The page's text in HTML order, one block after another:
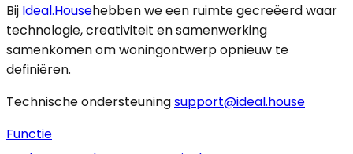
Bij Ideal.Househebben we een ruimte gecreëerd waar
technologie, creativiteit en samenwerking
samenkomen om woningontwerp opnieuw te
definiëren.
Technische ondersteuningsupport@ideal.house
Functie